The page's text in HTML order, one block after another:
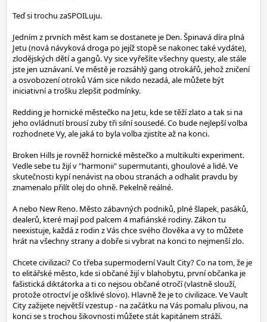
Teď si trochu zaSPOILuju.
Jedním z prvních měst kam se dostanete je Den. Špinavá díra plná
Jetu (nová návyková droga po jejíž stopě se nakonec také vydáte),
zlodějských dětí a gangů. Vy sice vyřešíte všechny questy, ale stále
jste jen uznávaní. Ve městě je rozsáhlý gang otrokářů, jehož zničení
a osvobození otroků Vám sice nikdo nezadá, ale můžete být
iniciativní a trošku zlepšit podmínky.
Redding je hornické městečko na Jetu, kde se těží zlato a tak si na
jeho ovládnutí brousí zuby tři silní sousedé. Co bude nejlepší volba
rozhodnete Vy, ale jaká to byla volba zjistíte až na konci.
Broken Hills je rovněž hornické městečko a multikulti experiment.
Vedle sebe tu žijí v "harmonii" supermutanti, ghoulové a lidé. Ve
skutečnosti kypí nenávist na obou stranách a odhalit pravdu by
znamenalo přilít olej do ohně. Pekelně reálné.
A nebo New Reno. Město zábavných podniků, plné šlapek, pasáků,
dealerů, které mají pod palcem 4 mafiánské rodiny. Zákon tu
neexistuje, každá z rodin z Vás chce svého člověka a vy to můžete
hrát na všechny strany a dobře si vybrat na konci to nejmenší zlo.
Chcete civilizaci? Co třeba supermoderní Vault City? Co na tom, že je
to elitářské město, kde si občané žijí v blahobytu, první občanka je
fašistická diktátorka a ti co nejsou občané otročí (vlastně slouží,
protože otroctví je ošklivé slovo). Hlavně že je to civilizace. Ve Vault
City zažijete největší vzestup - na začátku na Vás pomalu plivou, na
konci se s trochou šikovnosti můžete stát kapitánem stráží.